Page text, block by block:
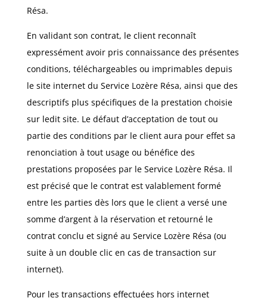
Résa.
En validant son contrat, le client reconnaît
expressément avoir pris connaissance des présentes
conditions, téléchargeables ou imprimables depuis
le site internet du Service Lozère Résa, ainsi que des
descriptifs plus spécifiques de la prestation choisie
sur ledit site. Le défaut d’acceptation de tout ou
partie des conditions par le client aura pour effet sa
renonciation à tout usage ou bénéfice des
prestations proposées par le Service Lozère Résa. Il
est précisé que le contrat est valablement formé
entre les parties dès lors que le client a versé une
somme d’argent à la réservation et retourné le
contrat conclu et signé au Service Lozère Résa (ou
suite à un double clic en cas de transaction sur
internet).
Pour les transactions effectuées hors internet